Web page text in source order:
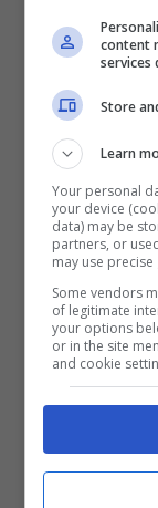
starebbe
Bernardo
entrambi.
content
services
Store
Learn
Your personal
your device
data) may be
partners, or
may use
Some vendors
of legitimate
your options
or in the site
and cookie